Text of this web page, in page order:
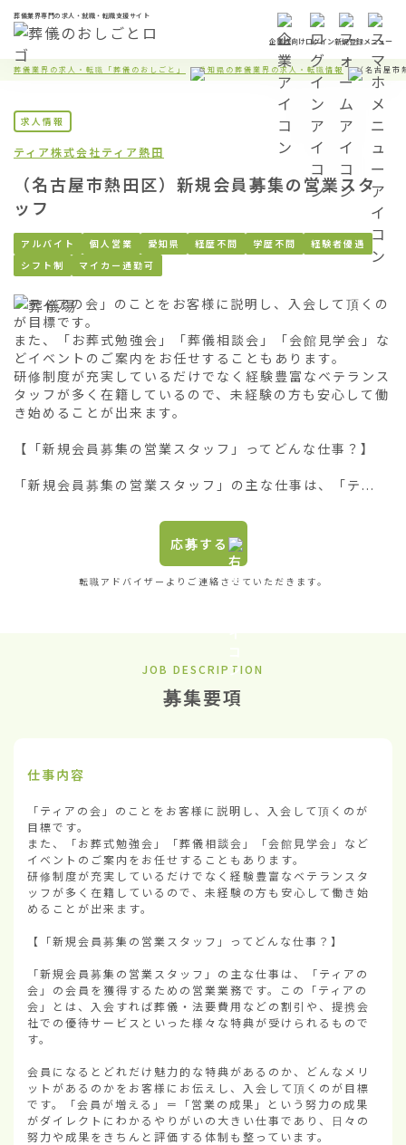
葬儀業界専門の求人・就職・転職支援サイト
企業様向けログイン新規登録メニュー
葬儀業界の求人・転職「葬儀のおしごと」 愛知県の葬儀業界の求人・転職情報 （名古屋市
求人情報
ティア株式会社ティア熱田
（名古屋市熱田区）新規会員募集の営業スタ
ッフ
アルバイト 個人営業 愛知県 経歴不問 学歴不問
経験者優遇
シフト制
マイカー通勤可
「ティアの会」のことをお客様に説明し、入会して頂くの
が目標です。
また、「お葬式勉強会」「葬儀相談会」「会館見学会」な
どイベントのご案内をお任せすることもあります。
研修制度が充実しているだけでなく経験豊富なベテランス
タッフが多く在籍しているので、未経験の方も安心して働
き始めることが出来ます。
【「新規会員募集の営業スタッフ」ってどんな仕事？】
「新規会員募集の営業スタッフ」の主な仕事は、「テ...
応募する
転職アドバイザーよりご連絡させていただきます。
JOB DESCRIPTION
募集要項
仕事内容
「ティアの会」のことをお客様に説明し、入会して頂くのが
目標です。
また、「お葬式勉強会」「葬儀相談会」「会館見学会」など
イベントのご案内をお任せすることもあります。
研修制度が充実しているだけでなく経験豊富なベテランスタ
ッフが多く在籍しているので、未経験の方も安心して働き始
めることが出来ます。
【「新規会員募集の営業スタッフ」ってどんな仕事？】
「新規会員募集の営業スタッフ」の主な仕事は、「ティアの
会」の会員を獲得するための営業業務です。この「ティアの
会」とは、入会すれば葬儀・法要費用などの割引や、提携会
社での優待サービスといった様々な特典が受けられるもので
す。
会員になるとどれだけ魅力的な特典があるのか、どんなメリ
ットがあるのかをお客様にお伝えし、入会して頂くのが目標
です。「会員が増える」＝「営業の成果」という努力の成果
がダイレクトにわかるやりがいの大きい仕事であり、日々の
努力や成果をきちんと評価する体制も整っています。